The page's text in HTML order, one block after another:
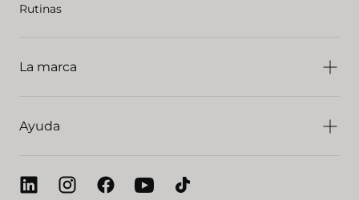
Rutinas
La marca
Ayuda